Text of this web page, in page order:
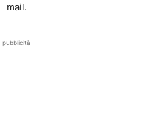
mail.
pubblicità